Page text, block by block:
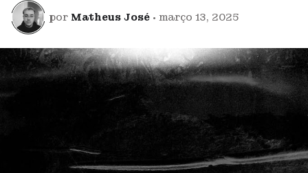
por Matheus José • março 13, 2025